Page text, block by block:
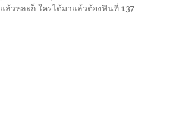
ล้วหละก็ ใครได้มาแล้วต้องฟินที่ 137